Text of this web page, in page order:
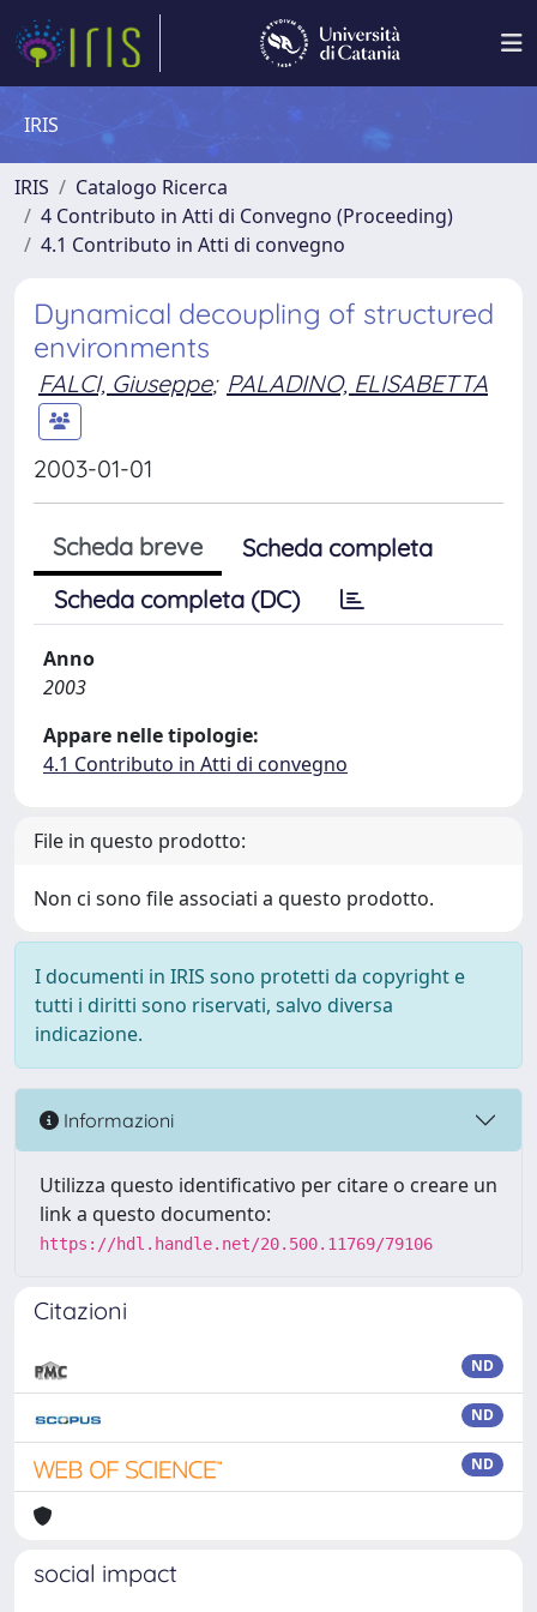
IRIS
IRIS
Catalogo Ricerca
4 Contributo in Atti di Convegno (Proceeding)
4.1 Contributo in Atti di convegno
Dynamical decoupling of structured
environments
FALCI, Giuseppe; PALADINO, ELISABETTA
2003-01-01
Scheda breve
Scheda completa
Scheda completa (DC)
Anno
2003
Appare nelle tipologie:
4.1 Contributo in Atti di convegno
File in questo prodotto:
Non ci sono file associati a questo prodotto.
I documenti in IRIS sono protetti da copyright e
tutti i diritti sono riservati, salvo diversa
indicazione.
Informazioni
Utilizza questo identificativo per citare o creare un
link a questo documento:
https://hdl.handle.net/20.500.11769/79106
Citazioni
ND
ND
ND
social impact